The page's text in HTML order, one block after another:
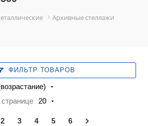
Архивные стеллажи
ФИЛЬТР ТОВАРОВ
20
2 3 4 5 6